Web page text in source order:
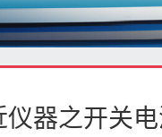
器之开关